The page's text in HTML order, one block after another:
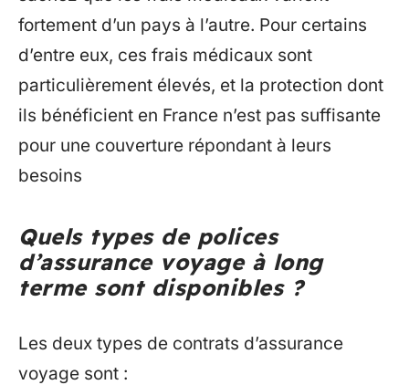
fortement d’un pays à l’autre. Pour certains
d’entre eux, ces frais médicaux sont
particulièrement élevés, et la protection dont
ils bénéficient en France n’est pas suffisante
pour une couverture répondant à leurs
besoins
Quels types de polices
d’assurance voyage à long
terme sont disponibles ?
Les deux types de contrats d’assurance
voyage sont :